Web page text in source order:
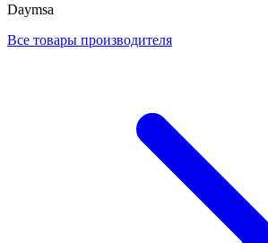
Daymsa
Все товары производителя